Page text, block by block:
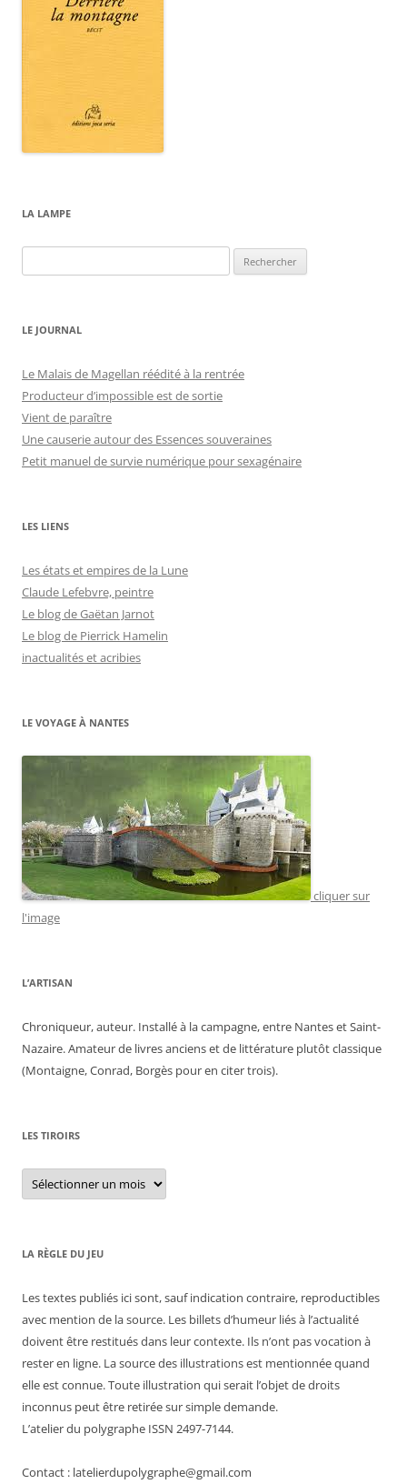
LA LAMPE
LE JOURNAL
Le Malais de Magellan réédité à la rentrée
Producteur d’impossible est de sortie
Vient de paraître
Une causerie autour des Essences souveraines
Petit manuel de survie numérique pour sexagénaire
LES LIENS
Les états et empires de la Lune
Claude Lefebvre, peintre
Le blog de Gaëtan Jarnot
Le blog de Pierrick Hamelin
inactualités et acribies
LE VOYAGE À NANTES
cliquer sur
l'image
L’ARTISAN
Chroniqueur, auteur. Installé à la campagne, entre Nantes et Saint-
Nazaire. Amateur de livres anciens et de littérature plutôt classique
(Montaigne, Conrad, Borgès pour en citer trois).
LES TIROIRS
Les
tiroirs
LA RÈGLE DU JEU
Les textes publiés ici sont, sauf indication contraire, reproductibles
avec mention de la source. Les billets d’humeur liés à l’actualité
doivent être restitués dans leur contexte. Ils n’ont pas vocation à
rester en ligne. La source des illustrations est mentionnée quand
elle est connue. Toute illustration qui serait l’objet de droits
inconnus peut être retirée sur simple demande.
L’atelier du polygraphe ISSN 2497-7144.
Contact : latelierdupolygraphe@gmail.com